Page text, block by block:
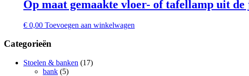
Op maat gemaakte vloer- of tafellamp uit de
€ 0,00 Toevoegen aan winkelwagen
Categorieën
Stoelen & banken (17)
bank (5)